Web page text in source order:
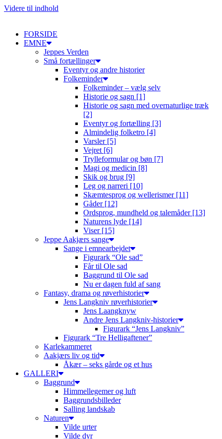
Videre til indhold
FORSIDE
EMNE
Jeppes Verden
Små fortællinger
Eventyr og andre historier
Folkeminder
Folkeminder – vælg selv
Historie og sagn [1]
Historie og sagn med overnaturlige træk
[2]
Eventyr og fortælling [3]
Almindelig folketro [4]
Varsler [5]
Vejret [6]
Trylleformular og bøn [7]
Magi og medicin [8]
Skik og brug [9]
Leg og narreri [10]
Skæmtesprog og wellerismer [11]
Gåder [12]
Ordsprog, mundheld og talemåder [13]
Naturens lyde [14]
Viser [15]
Jeppe Aakjærs sange
Sange i emnearbejdet
Figurark “Ole sad”
Får til Ole sad
Baggrund til Ole sad
Nu er dagen fuld af sang
Fantasy, drama og røverhistorier
Jens Langkniv røverhistorier
Jens Laangknyw
Andre Jens Langkniv-historier
Figurark “Jens Langkniv”
Figurark “Tre Helligaftener”
Karlekammeret
Aakjærs liv og tid
Åkær – seks gårde og et hus
GALLERI
Baggrund
Himmellegemer og luft
Baggrundsbilleder
Salling landskab
Naturen
Vilde urter
Vilde dyr